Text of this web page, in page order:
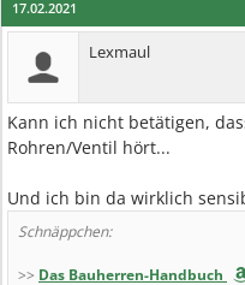
17.02.2021
Lexmaul
Kann ich nicht betätigen,
Rohren/Ventil hört...
Und ich bin da wirklich
Schnäppchen:
>> Das Bauherren-Handbuch